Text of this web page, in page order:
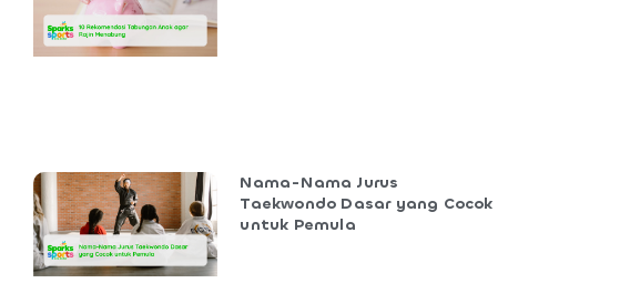
Nama-Nama Jurus
Taekwondo Dasar yang Cocok
untuk Pemula